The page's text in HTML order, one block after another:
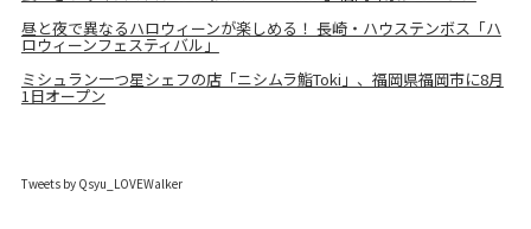
昼と夜で異なるハロウィーンが楽しめる！ 長崎・ハウステンボス「ハ
ロウィーンフェスティバル」
ミシュラン一つ星シェフの店「ニシムラ鮨Toki」、福岡県福岡市に8月
1日オープン
Tweets by Qsyu_LOVEWalker